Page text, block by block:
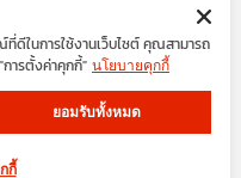
GROUP
Policy
ดีในการใช้งานเว็บไซต์ คุณสามารถ
ารตั้งค่าคุกกี้" นโยบายคุกกี้
ยอมรับทั้งหมด
กี้